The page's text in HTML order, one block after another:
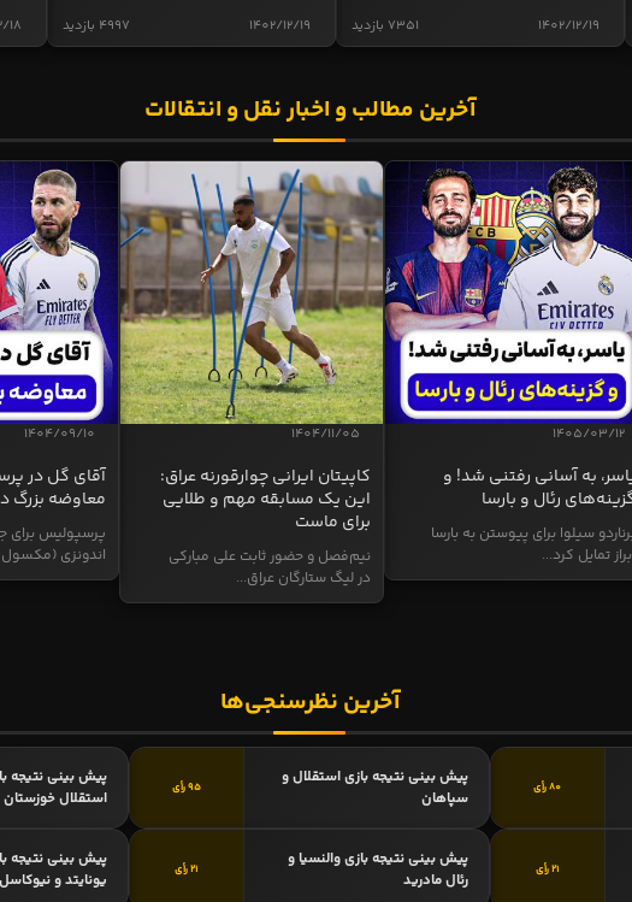
7351 بازدید 1402/12/19 4997 بازدید 1402/12/19
18
آخرین مطالب و اخبار نقل و انتقالات
1405/03/12
به آسانی رفتنی شد! و
رئال و بارسا
سیلوا برای پیوستن به بارسا
تمایل کرد...
1404/11/05
کاپیتان ایرانی چوارقورنه عراق:
این یک مسابقه مهم و طلایی
برای ماست
نیم‌فصل و حضور ثابت علی مبارکی
در لیگ ستارگان عراق...
1404/09/10
آقای گل در
معاوضه بزرگ
پرسپولیس برای
اندونزی (مکسول
آخرین نظرسنجی‌ها
80 رأی
پیش بینی نتیجه بازی استقلال و
سپاهان
95 رأی
پیش بینی نتیجه
استقلال خوزستان
21 رأی
پیش بینی نتیجه بازی والنسیا و
رئال مادرید
21 رأی
پیش بینی نتیجه
یونایتد و نیوکاسل